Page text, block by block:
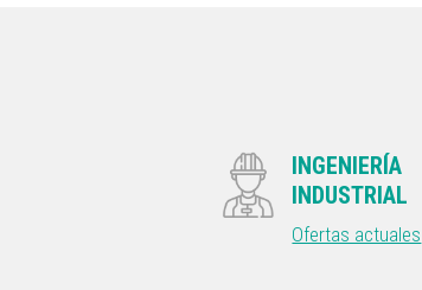
INGENIERÍA
INDUSTRIAL
Ofertas actuales